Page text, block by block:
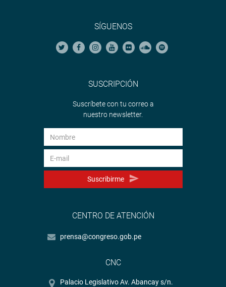
SÍGUENOS
SUSCRIPCIÓN
Suscríbete con tu correo a
nuestro newsletter.
Suscribirme
CENTRO DE ATENCIÓN
prensa@congreso.gob.pe
CNC
Palacio Legislativo Av. Abancay s/n.